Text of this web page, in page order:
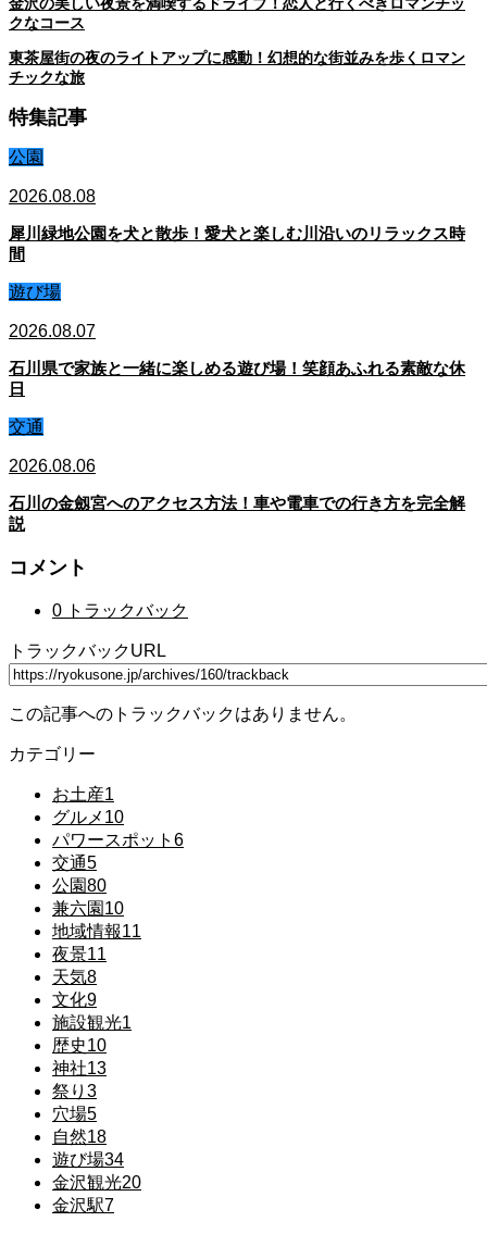
クなコース
東茶屋街の夜のライトアップに感動！幻想的な街並みを歩くロマン
チックな旅
特集記事
公園
2026.08.08
犀川緑地公園を犬と散歩！愛犬と楽しむ川沿いのリラックス時
間
遊び場
2026.08.07
石川県で家族と一緒に楽しめる遊び場！笑顔あふれる素敵な休
日
交通
2026.08.06
石川の金劔宮へのアクセス方法！車や電車での行き方を完全解
説
コメント
0 トラックバック
トラックバックURL
この記事へのトラックバックはありません。
カテゴリー
お土産1
グルメ 10
パワースポット 6
交通5
公園80
兼六園 10
地域情報11
夜景11
天気8
文化9
施設観光1
歴史10
神社13
祭り 3
穴場5
自然18
遊び場34
金沢観光20
金沢駅7